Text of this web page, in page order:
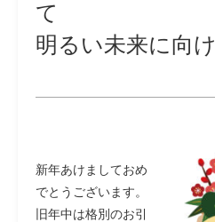
て
明るい未来に向
新年あけましておめ
でとうございます。
旧年中は格別のお引